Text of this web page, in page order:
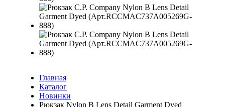
Главная
Каталог
Новинки
Рюкзак Nylon B Lens Detail Garment Dyed